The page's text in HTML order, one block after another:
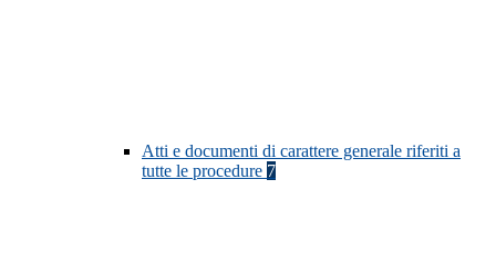
Atti e documenti di carattere generale riferiti a
tutte le procedure 7